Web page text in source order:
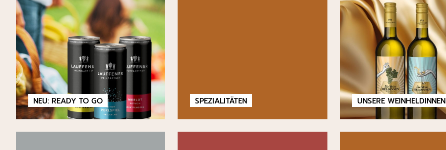
NEU: READY TO GO SPEZIALITÄTEN UNSERE WEINHELDINNEN